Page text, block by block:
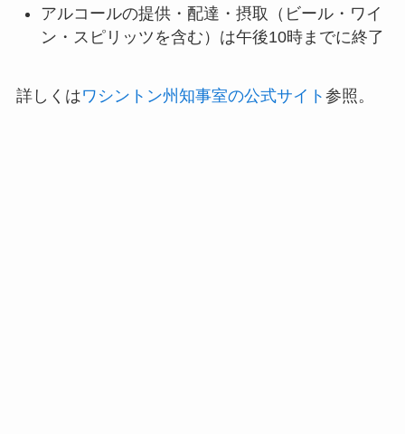
アルコールの提供・配達・摂取（ビール・ワイ
ン・スピリッツを含む）は午後10時までに終了
詳しくはワシントン州知事室の公式サイト 参照。